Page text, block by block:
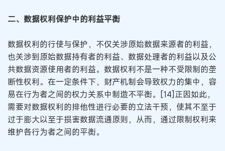
二、数据权利保护中的利益平衡
数据权利的行使与保护，不仅关涉原始数据来源者的利益，
也关涉到原始数据持有者的利益、数据处理者的利益以及公
共数据资源使用者的利益。数据权利不是一种不受限制的垄
断性权利。在一定条件下，财产机制会导致权力的集中，容
易在行为者之间的权力关系中制造不平衡。[14]正因如此，
需要对数据权利的排他性进行必要的立法干预，使其不至于
过于膨大以至于损害数据流通原则，从而，通过限制权利来
维护各行为者之间的平衡。